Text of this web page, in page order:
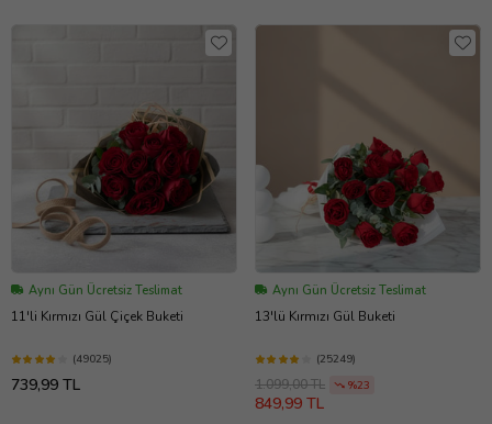
Aynı Gün Ücretsiz Teslimat
11'li Kırmızı Gül Çiçek Buketi
(49025)
739,99 TL
Aynı Gün Ücretsiz Teslimat
13'lü Kırmızı Gül Buketi
(25249)
1.099,00 TL %23
849,99 TL